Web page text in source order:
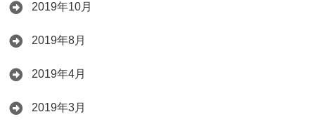
2019年10月
2019年8月
2019年4月
2019年3月